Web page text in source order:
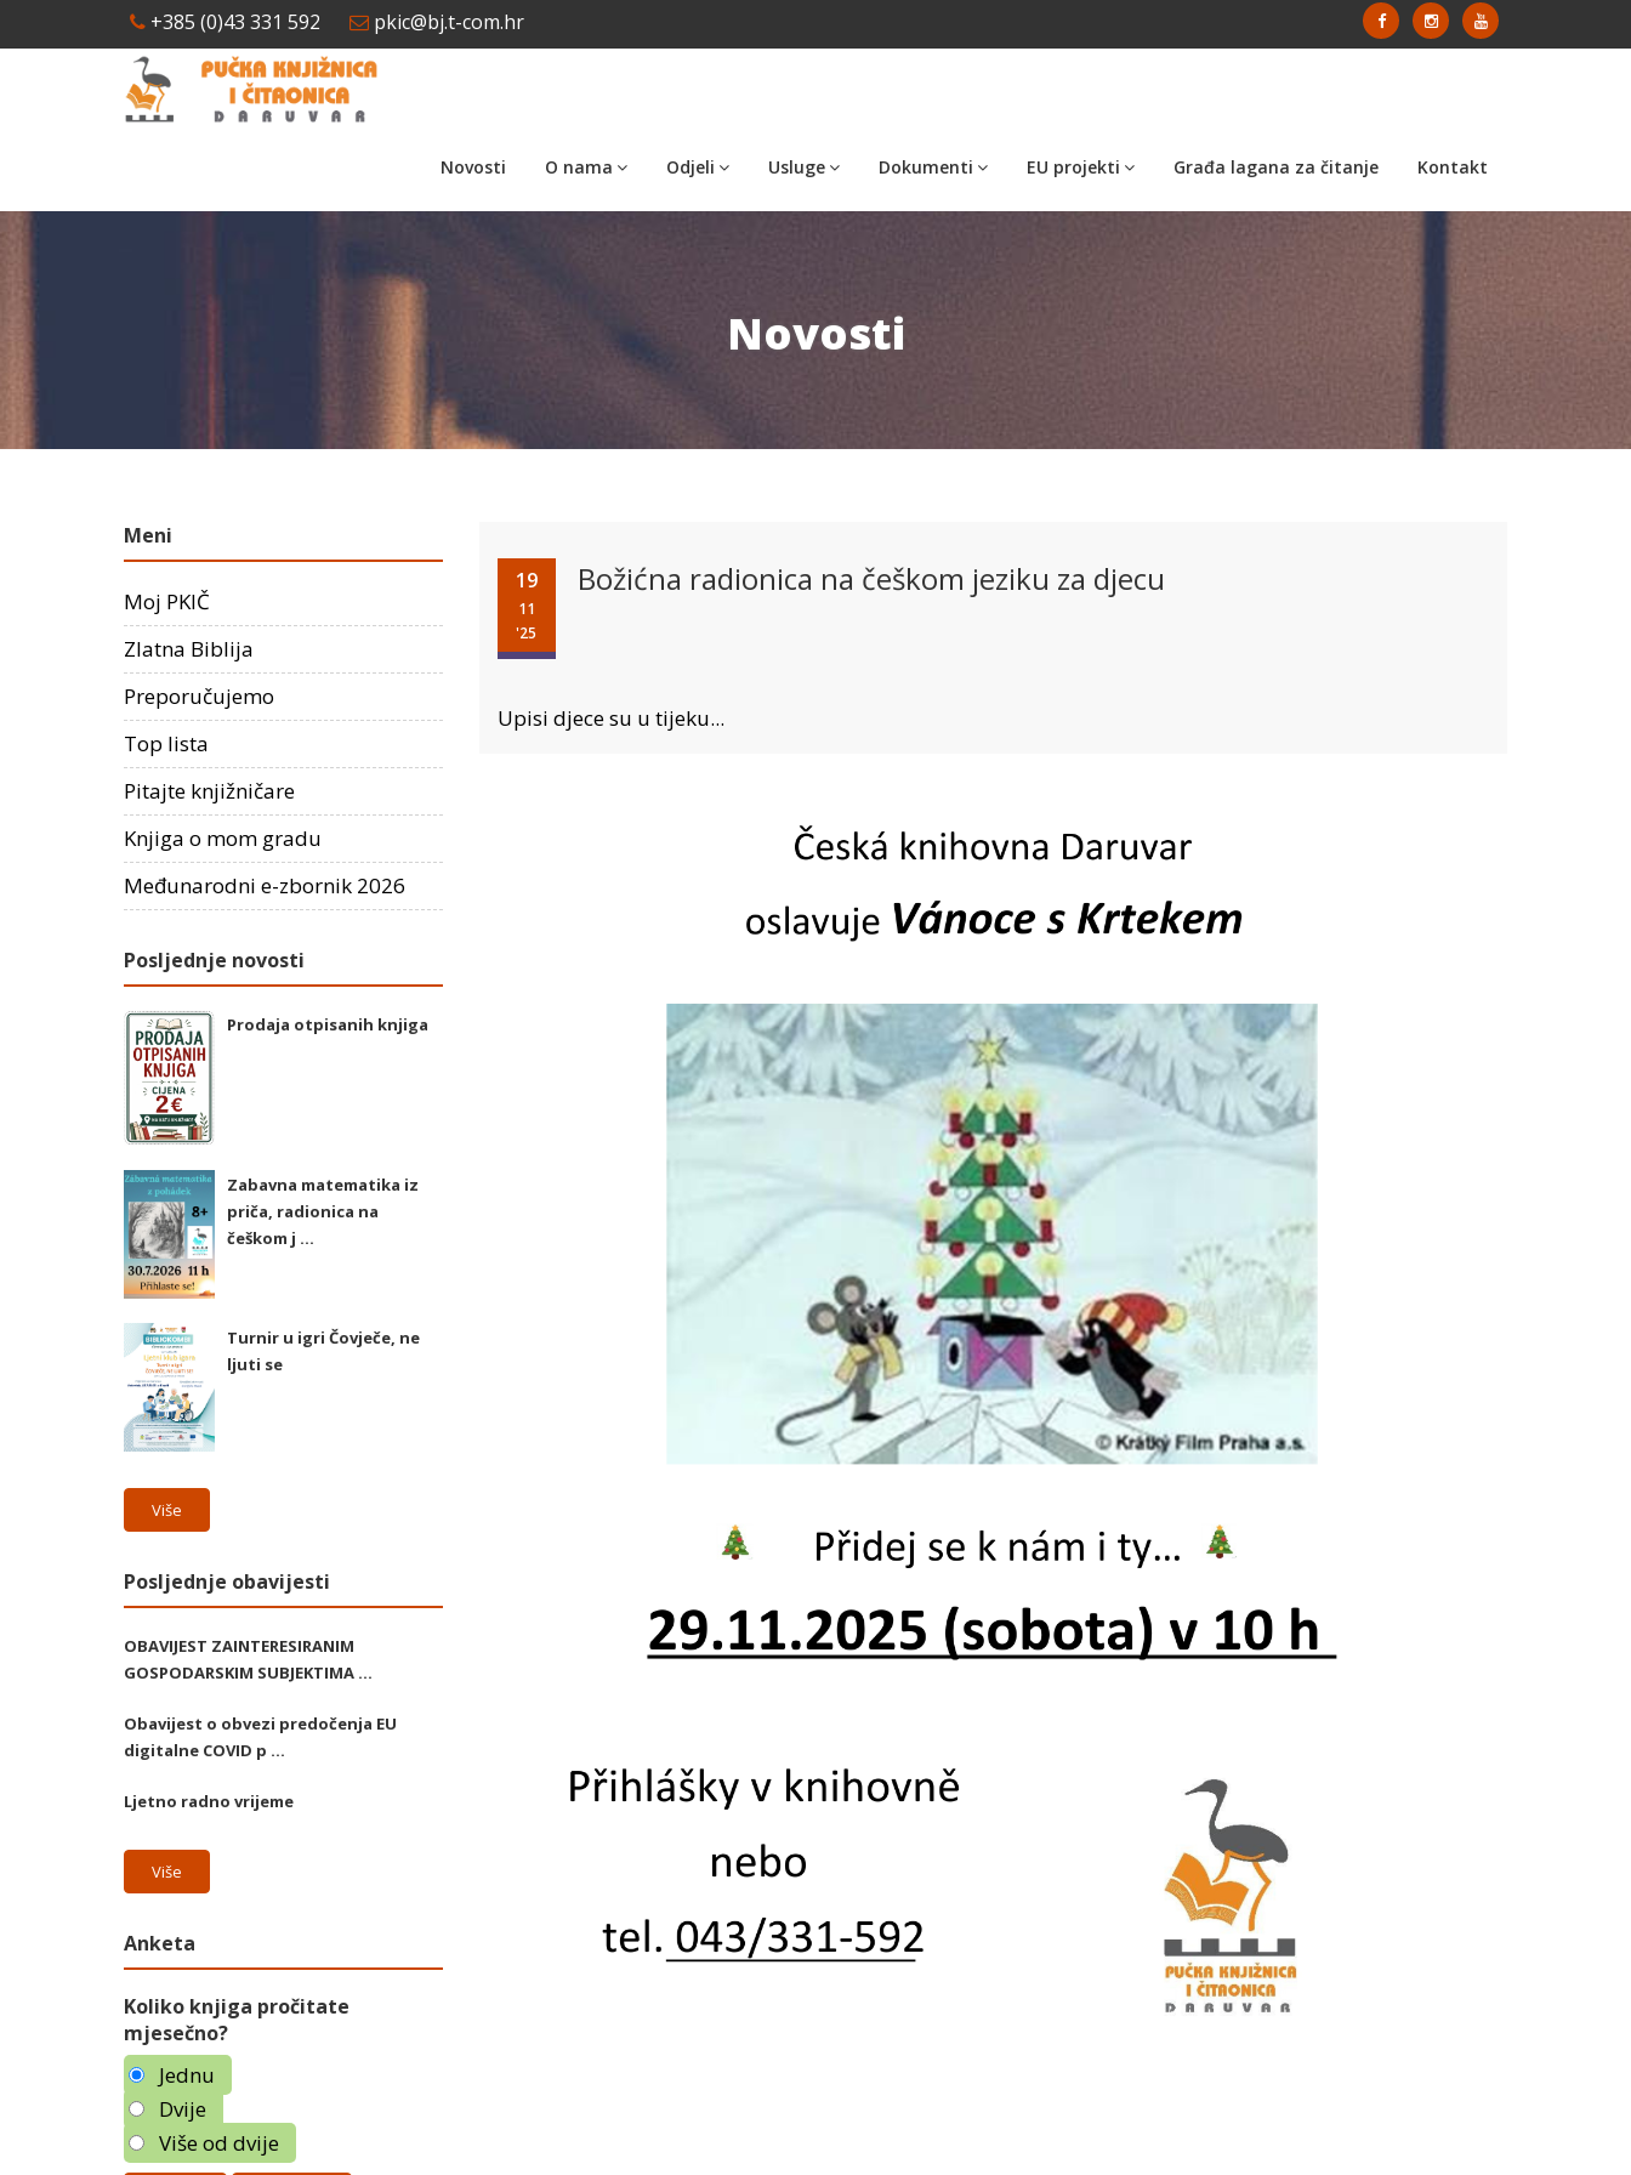
+385 (0)43 331 592 pkic@bj.t-com.hr
Novosti O nama Odjeli Usluge Dokumenti EU projekti Građa lagana za čitanje Kontakt
Novosti
19
11
'25
Božićna radionica na češkom jeziku za djecu
Upisi djece su u tijeku...
Meni
Moj PKIČ
Zlatna Biblija
Preporučujemo
Top lista
Pitajte knjižničare
Knjiga o mom gradu
Međunarodni e-zbornik 2026
Posljednje novosti
Prodaja otpisanih knjiga
Zabavna matematika iz
priča, radionica na
češkom j ...
Turnir u igri Čovječe, ne
ljuti se
Više
Posljednje obavijesti
OBAVIJEST ZAINTERESIRANIM
GOSPODARSKIM SUBJEKTIMA ...
Obavijest o obvezi predočenja EU
digitalne COVID p ...
Ljetno radno vrijeme
Više
Anketa
Koliko knjiga pročitate
mjesečno?
Jednu
Dvije
Više od dvije